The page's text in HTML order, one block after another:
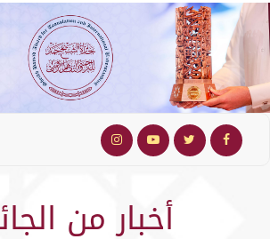
أخبار من